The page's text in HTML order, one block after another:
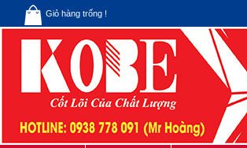
Giỏ hàng trống !